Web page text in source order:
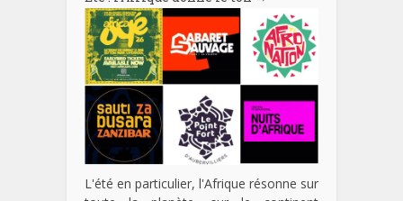
L'été en particulier, l'Afrique résonne sur